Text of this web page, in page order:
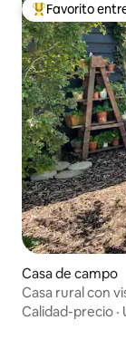
Favorito entre
Favorito
Casa de campo
Casa rural con
Calidad-precio ·